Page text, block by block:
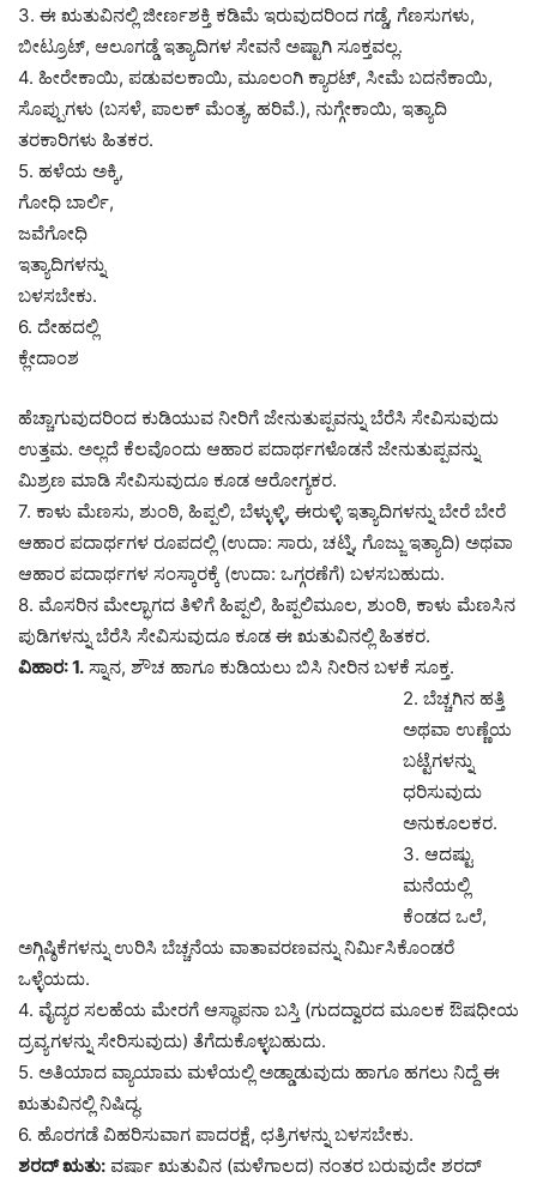
3. ಈ ಋತುವಿನಲ್ಲಿ ಜೀರ್ಣಶಕ್ತಿ ಕಡಿಮೆ ಇರುವುದರಿಂದ ಗಡ್ಡೆ, ಗೆಣಸುಗಳು,
ಬೀಟ್ರೂಟ್, ಆಲೂಗಡ್ಡೆ ಇತ್ಯಾದಿಗಳ ಸೇವನೆ ಅಷ್ಟಾಗಿ ಸೂಕ್ತವಲ್ಲ.
4. ಹೀರೇಕಾಯಿ, ಪಡುವಲಕಾಯಿ, ಮೂಲಂಗಿ ಕ್ಯಾರಟ್, ಸೀಮೆ ಬದನೆಕಾಯಿ,
ಸೊಪ್ಪುಗಳು (ಬಸಳೆ, ಪಾಲಕ್ ಮೆಂತ್ಯ, ಹರಿವೆ.), ನುಗ್ಗೇಕಾಯಿ, ಇತ್ಯಾದಿ
ತರಕಾರಿಗಳು ಹಿತಕರ.
5. ಹಳೆಯ ಅಕ್ಕಿ,
ಗೋಧಿ ಬಾರ್ಲಿ,
ಜವೆಗೋಧಿ
ಇತ್ಯಾದಿಗಳನ್ನು
ಬಳಸಬೇಕು.
6. ದೇಹದಲ್ಲಿ
ಕ್ಲೇದಾಂಶ
ಹೆಚ್ಚಾಗುವುದರಿಂದ ಕುಡಿಯುವ ನೀರಿಗೆ ಜೇನುತುಪ್ಪವನ್ನು ಬೆರೆಸಿ ಸೇವಿಸುವುದು
ಉತ್ತಮ. ಅಲ್ಲದೆ ಕೆಲವೊಂದು ಆಹಾರ ಪದಾರ್ಥಗಳೊಡನೆ ಜೇನುತುಪ್ಪವನ್ನು
ಮಿಶ್ರಣ ಮಾಡಿ ಸೇವಿಸುವುದೂ ಕೂಡ ಆರೋಗ್ಯಕರ.
7. ಕಾಳು ಮೆಣಸು, ಶುಂಠಿ, ಹಿಪ್ಪಲಿ, ಬೆಳ್ಳುಳ್ಳಿ, ಈರುಳ್ಳಿ ಇತ್ಯಾದಿಗಳನ್ನು ಬೇರೆ ಬೇರೆ
ಆಹಾರ ಪದಾರ್ಥಗಳ ರೂಪದಲ್ಲಿ (ಉದಾ: ಸಾರು, ಚಟ್ನಿ, ಗೊಜ್ಜು ಇತ್ಯಾದಿ) ಅಥವಾ
ಆಹಾರ ಪದಾರ್ಥಗಳ ಸಂಸ್ಕಾರಕ್ಕೆ (ಉದಾ: ಒಗ್ಗರಣೆಗೆ) ಬಳಸಬಹುದು.
8. ಮೊಸರಿನ ಮೇಲ್ಭಾಗದ ತಿಳಿಗೆ ಹಿಪ್ಪಲಿ, ಹಿಪ್ಪಲಿಮೂಲ, ಶುಂಠಿ, ಕಾಳು ಮೆಣಸಿನ
ಪುಡಿಗಳನ್ನು ಬೆರೆಸಿ ಸೇವಿಸುವುದೂ ಕೂಡ ಈ ಋತುವಿನಲ್ಲಿ ಹಿತಕರ.
ವಿಹಾರ: 1. ಸ್ನಾನ, ಶೌಚ ಹಾಗೂ ಕುಡಿಯಲು ಬಿಸಿ ನೀರಿನ ಬಳಕೆ ಸೂಕ್ತ.
2. ಬೆಚ್ಚಗಿನ ಹತ್ತಿ
ಅಥವಾ ಉಣ್ಣೆಯ
ಬಟ್ಟೆಗಳನ್ನು
ಧರಿಸುವುದು
ಅನುಕೂಲಕರ.
3. ಆದಷ್ಟು
ಮನೆಯಲ್ಲಿ
ಕೆಂಡದ ಒಲೆ,
ಅಗ್ಗಿಷ್ಠಿಕೆಗಳನ್ನು ಉರಿಸಿ ಬೆಚ್ಚನೆಯ ವಾತಾವರಣವನ್ನು ನಿರ್ಮಿಸಿಕೊಂಡರೆ
ಒಳ್ಳೆಯದು.
4. ವೈದ್ಯರ ಸಲಹೆಯ ಮೇರಗೆ ಆಸ್ಥಾಪನಾ ಬಸ್ತಿ (ಗುದದ್ವಾರದ ಮೂಲಕ ಔಷಧೀಯ
ದ್ರವ್ಯಗಳನ್ನು ಸೇರಿಸುವುದು) ತೆಗೆದುಕೊಳ್ಳಬಹುದು.
5. ಅತಿಯಾದ ವ್ಯಾಯಾಮ ಮಳೆಯಲ್ಲಿ ಅಡ್ಡಾಡುವುದು ಹಾಗೂ ಹಗಲು ನಿದ್ದೆ ಈ
ಋತುವಿನಲ್ಲಿ ನಿಷಿದ್ಧ.
6. ಹೊರಗಡೆ ವಿಹರಿಸುವಾಗ ಪಾದರಕ್ಷೆ, ಛತ್ರಿಗಳನ್ನು ಬಳಸಬೇಕು.
ಶರದ್ ಋತು: ವರ್ಷಾ ಋತುವಿನ (ಮಳೆಗಾಲದ) ನಂತರ ಬರುವುದೇ ಶರದ್